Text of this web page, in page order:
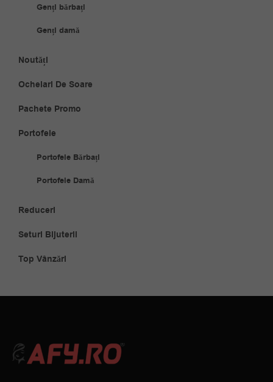
Genți bărbați
Genți damă
Noutăți
Ochelari De Soare
Pachete Promo
Portofele
Portofele Bărbați
Portofele Damă
Reduceri
Seturi Bijuterii
Top Vânzări